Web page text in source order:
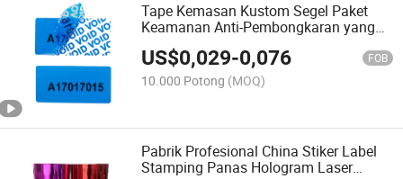
Tape Kemasan Kustom Segel Paket
Keamanan Anti-Pembongkaran yang
Laris
US$0,029-0,076 FOB
10.000 Potong (MOQ)
Pabrik Profesional China Stiker Label
Stamping Panas Hologram Laser